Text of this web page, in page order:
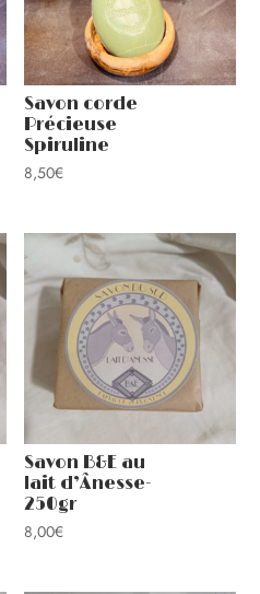
Savon corde
Précieuse
Spiruline
8,50€
Savon B&E au
lait d’Ânesse-
250gr
8,00€